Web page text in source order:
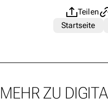
Teilen
Startseite
MEHR ZU